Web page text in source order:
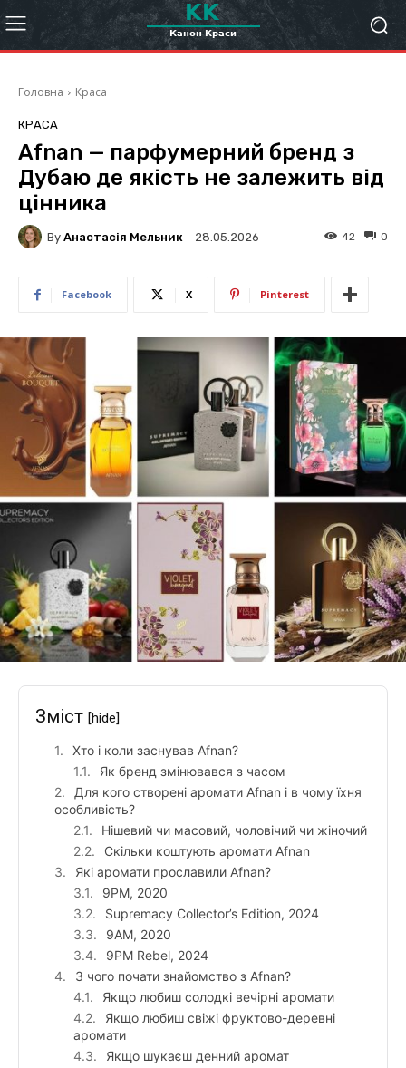
Головна Краса
КРАСА
Afnan — парфумерний бренд з
Дубаю де якість не залежить від
цінника
By Анастасія Мельник 28.05.2026 0
42
Facebook X Pinterest
Зміст [hide]
Хто і коли заснував Afnan?
Як бренд змінювався з часом
Для кого створені аромати Afnan і в чому їхня
особливість?
Нішевий чи масовий, чоловічий чи жіночий
Скільки коштують аромати Afnan
Які аромати прославили Afnan?
9PM, 2020
Supremacy Collector’s Edition, 2024
9AM, 2020
9PM Rebel, 2024
З чого почати знайомство з Afnan?
Якщо любиш солодкі вечірні аромати
Якщо любиш свіжі фруктово-деревні
аромати
Якщо шукаєш денний аромат